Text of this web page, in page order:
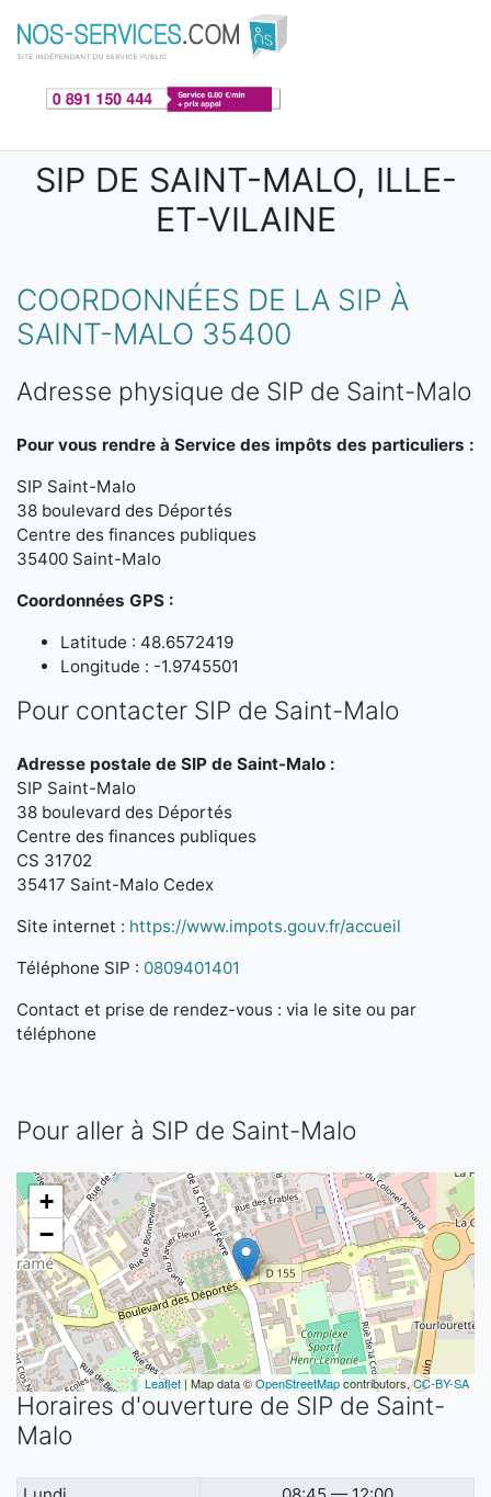
Aller au contenu principal
SIP DE SAINT-MALO, ILLE-
ET-VILAINE
COORDONNÉES DE LA SIP À
SAINT-MALO 35400
Adresse physique de SIP de Saint-Malo
Pour vous rendre à Service des impôts des particuliers :
SIP Saint-Malo
38 boulevard des Déportés
Centre des finances publiques
35400 Saint-Malo
Coordonnées GPS :
Latitude : 48.6572419
Longitude : -1.9745501
Pour contacter SIP de Saint-Malo
Adresse postale de SIP de Saint-Malo :
SIP Saint-Malo
38 boulevard des Déportés
Centre des finances publiques
CS 31702
35417 Saint-Malo Cedex
Site internet : https://www.impots.gouv.fr/accueil
Téléphone SIP : 0809401401
Contact et prise de rendez-vous : via le site ou par
téléphone
Pour aller à SIP de Saint-Malo
+
−
Leaflet | Map data ©OpenStreetMapcontributors,CC-BY-SA
Horaires d'ouverture de SIP de Saint-
Malo